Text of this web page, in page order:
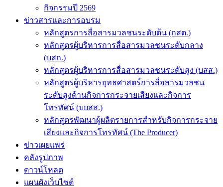
กิจกรรมปี 2569
ข่าวสารและการอบรม
หลักสูตรการสื่อสารมวลชนระดับต้น (กสต.)
หลักสูตรผู้บริหารการสื่อสารมวลชนระดับกลาง
(บสก.)
หลักสูตรผู้บริหารการสื่อสารมวลชนระดับสูง (บสส.)
หลักสูตรผู้บริหารยุทธศาสตร์การสื่อสารมวลชน
ระดับสูงด้านกิจการกระจายเสียงและกิจการ
โทรทัศน์ (บยสส.)
หลักสูตรพัฒนาผู้ผลิตรายการสำหรับกิจการกระจาย
เสียงและกิจการโทรทัศน์ (The Producer)
ข่าวเผยแพร่
คลังรูปภาพ
ดาวน์โหลด
แผนผังเว็บไซต์